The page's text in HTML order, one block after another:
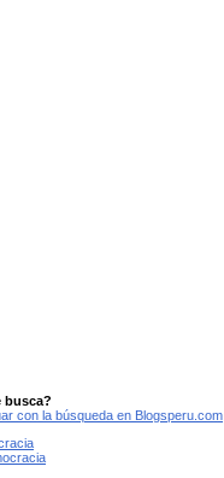
busca?
con la búsqueda en Blogsperu.com